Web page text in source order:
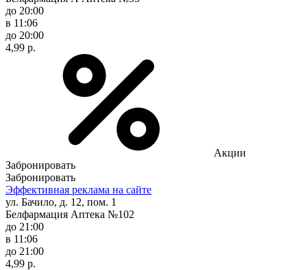
до 20:00
в 11:06
до 20:00
4,99 р.
Акции
Забронировать
Забронировать
Эффективная реклама на сайте
ул. Бачило, д. 12, пом. 1
Белфармация Аптека №102
до 21:00
в 11:06
до 21:00
4,99 р.